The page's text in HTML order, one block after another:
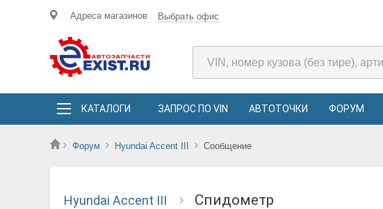
Адреса магазинов Выбрать офис
КАТАЛОГИ ЗАПРОС ПО VIN АВТОТОЧКИ ФОРУМ
Форум Hyundai Accent III Сообщение
Hyundai Accent III Спидометр